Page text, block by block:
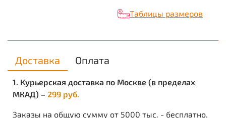
Таблицы размеров
Доставка Оплата
1. Курьерская доставка по Москве (в пределах
МКАД) – 299 руб.
Заказы на общую сумму от 5000 тыс. - бесплатно.